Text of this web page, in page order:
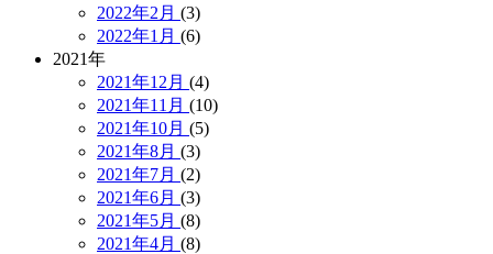
2022年2月 (3)
2022年1月 (6)
2021年
2021年12月 (4)
2021年11月 (10)
2021年10月 (5)
2021年8月 (3)
2021年7月 (2)
2021年6月 (3)
2021年5月 (8)
2021年4月 (8)